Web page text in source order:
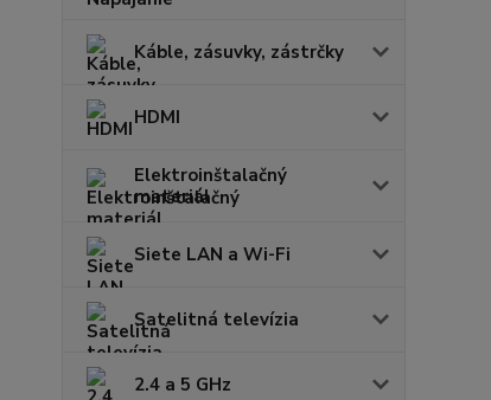
Káble, zásuvky, zástrčky
HDMI
Elektroinštalačný
materiál
Siete LAN a Wi-Fi
Satelitná televízia
2.4 a 5 GHz